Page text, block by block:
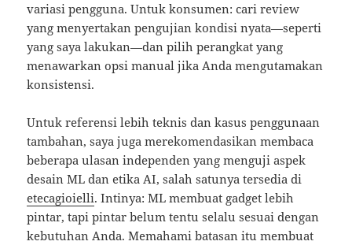
variasi pengguna. Untuk konsumen: cari review
yang menyertakan pengujian kondisi nyata—seperti
yang saya lakukan—dan pilih perangkat yang
menawarkan opsi manual jika Anda mengutamakan
konsistensi.
Untuk referensi lebih teknis dan kasus penggunaan
tambahan, saya juga merekomendasikan membaca
beberapa ulasan independen yang menguji aspek
desain ML dan etika AI, salah satunya tersedia di
etecagioielli. Intinya: ML membuat gadget lebih
pintar, tapi pintar belum tentu selalu sesuai dengan
kebutuhan Anda. Memahami batasan itu membuat